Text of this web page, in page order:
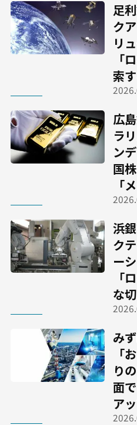
足
ク
リ
「
索
広
ラ
ン
国
「
浜
ク
ー
「
な
み
「
り
面
ア